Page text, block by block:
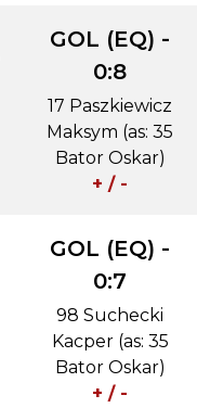
GOL (EQ) -
0:8
17 Paszkiewicz
Maksym (as: 35
Bator Oskar)
+ / -
GOL (EQ) -
0:7
98 Suchecki
Kacper (as: 35
Bator Oskar)
+ / -